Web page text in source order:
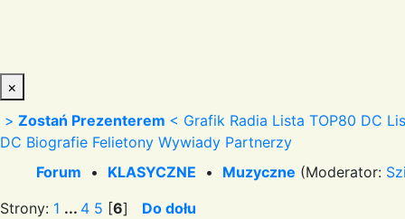
×
> Zostań Prezenterem < Grafik Radia Lista TOP80 DC
DC Biografie Felietony Wywiady Partnerzy
Forum • KLASYCZNE • Muzyczne (Moderator:
Strony: 1 ... 4 5 [6] Do dołu